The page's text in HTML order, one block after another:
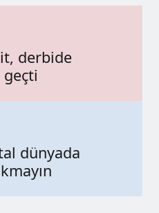
derbide
geçti
dünyada